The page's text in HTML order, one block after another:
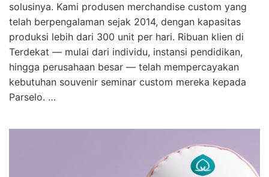
solusinya. Kami produsen merchandise custom yang
telah berpengalaman sejak 2014, dengan kapasitas
produksi lebih dari 300 unit per hari. Ribuan klien di
Terdekat — mulai dari individu, instansi pendidikan,
hingga perusahaan besar — telah mempercayakan
kebutuhan souvenir seminar custom mereka kepada
Parselo. …